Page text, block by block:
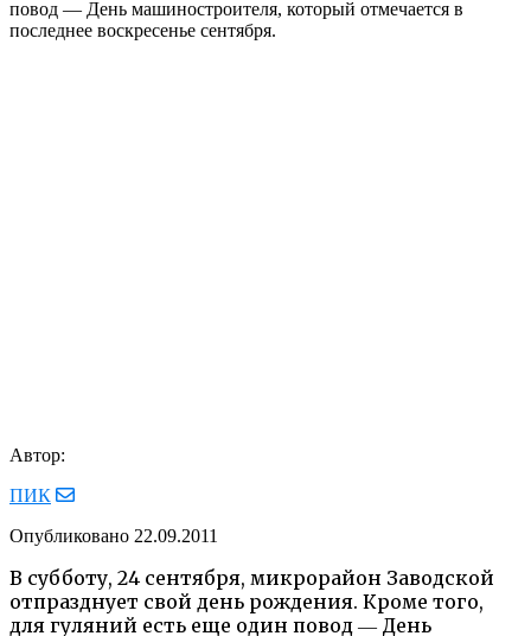
повод ― День машиностроителя, который отмечается в
последнее воскресенье сентября.
Автор:
ПИК
Опубликовано 22.09.2011
В субботу, 24 сентября, микрорайон Заводской
отпразднует свой день рождения. Кроме того,
для гуляний есть еще один повод ― День